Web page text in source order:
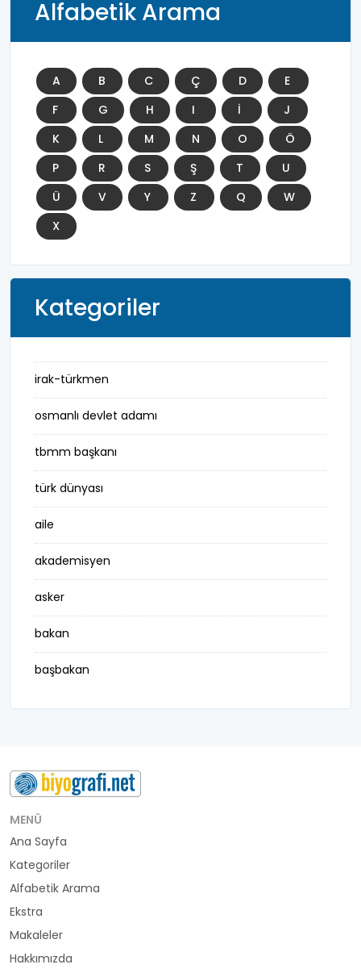
Alfabetik Arama
A B C Ç D
E
F
G H I İ
J
K
L M N O
Ö
P
R S Ş T
U
Ü
V Y Z Q
W
X
Kategoriler
irak-türkmen
osmanlı devlet adamı
tbmm başkanı
türk dünyası
aile
akademisyen
asker
bakan
başbakan
belediye başkanı
buluş
bürokrat
büyükelçi
cumhurbaşkanı
din adamı
MENÜ
Ana Sayfa
Kategoriler
Alfabetik Arama
Ekstra
Makaleler
Hakkımızda